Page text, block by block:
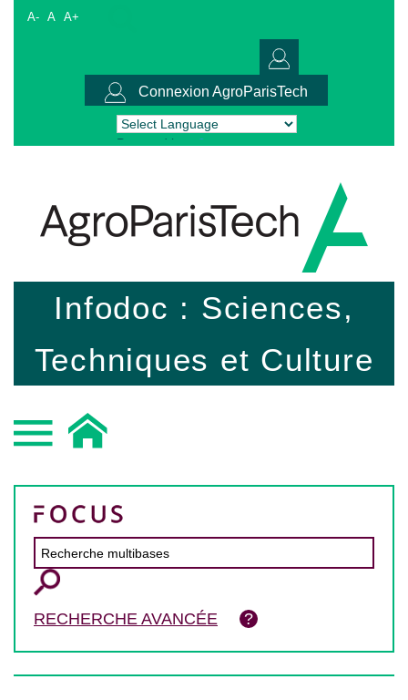
A- A A+
Connexion AgroParisTech
Powered by Translate
Infodoc : Sciences,
Techniques et Culture
RECHERCHE AVANCÉE